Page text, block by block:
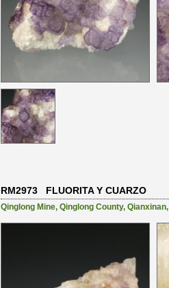
RM2973 FLUORITA Y CUARZO
Qinglong Mine, Qinglong County, Qianxinan,